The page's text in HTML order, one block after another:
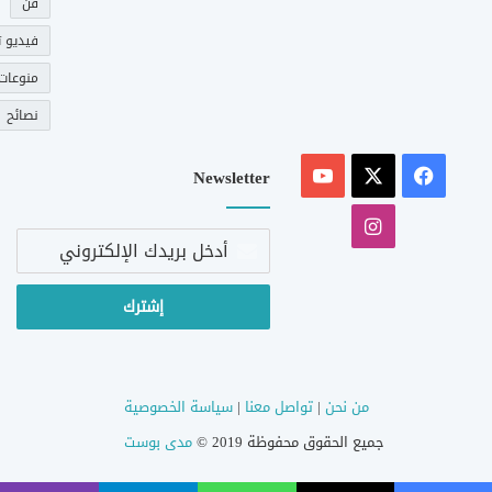
فيديو
نصائح
فيسبوك
‫YouTube
انستقرام
Newsletter
أدخل
الإلكتروني
من نحن |تواصل معنا |سياسة الخصوصية
جميع الحقوق محفوظة 2019 ©
مدى بوست